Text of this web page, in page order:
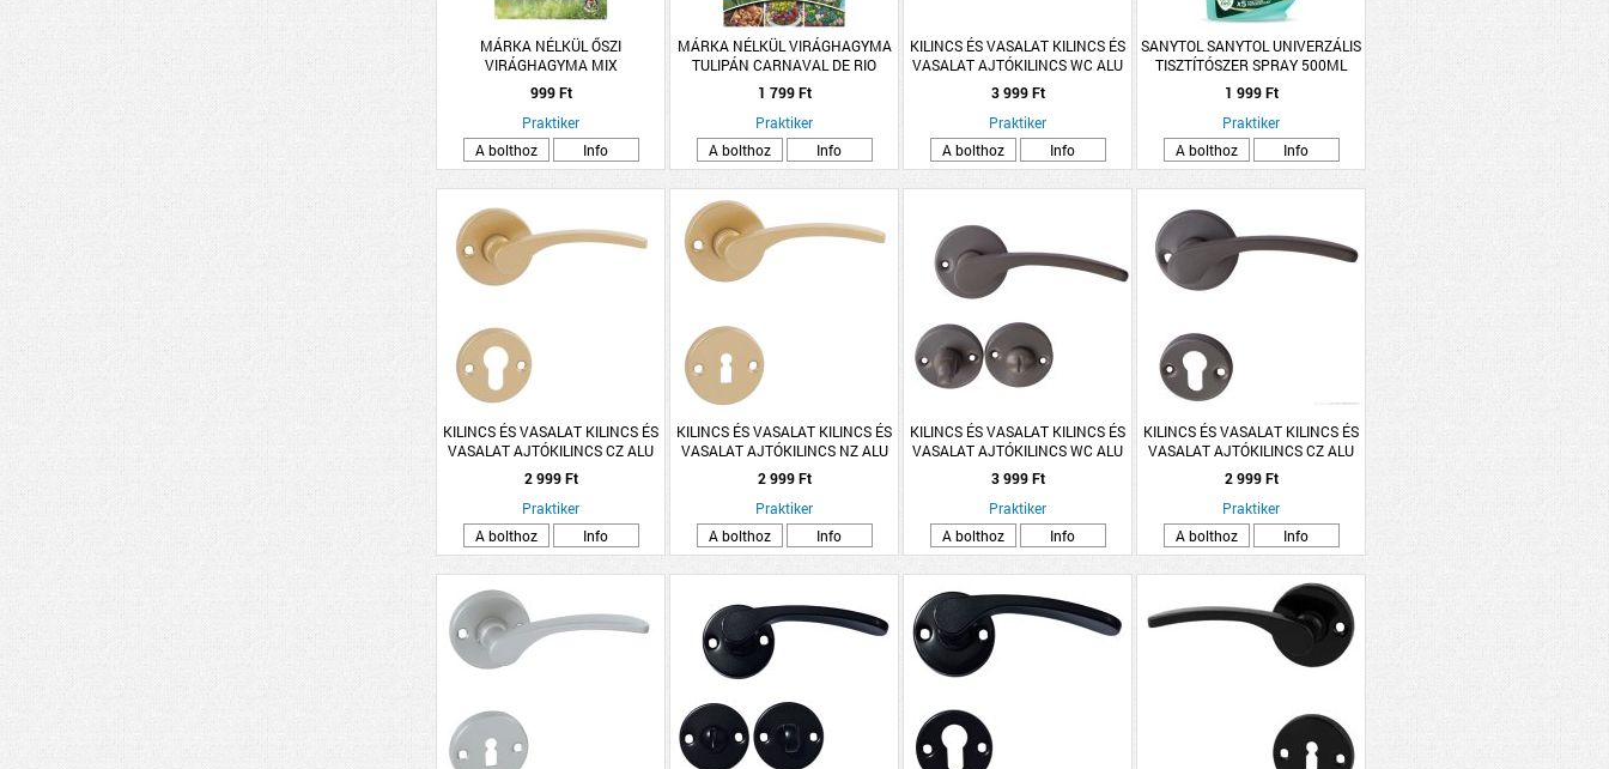
MÁRKA NÉLKÜL ŐSZI
VIRÁGHAGYMA MIX
999 Ft
Praktiker
A bolthoz
Info
MÁRKA NÉLKÜL VIRÁGHAGYMA
TULIPÁN CARNAVAL DE RIO
10DARAB/CSOMAG FEHÉR-PIROS
1 799 Ft
Praktiker
A bolthoz
Info
KILINCS ÉS VASALAT KILINCS ÉS
VASALAT AJTÓKILINCS WC ALU
ARANY LANA ROZETTÁS
3 999 Ft
Praktiker
A bolthoz
Info
SANYTOL SANYTOL UNIVERZÁLIS
TISZTÍTÓSZER SPRAY 500ML
1 999 Ft
Praktiker
A bolthoz
Info
KILINCS ÉS VASALAT KILINCS ÉS
VASALAT AJTÓKILINCS CZ ALU
ARANY LANA ROZETTÁS
2 999 Ft
Praktiker
A bolthoz
Info
KILINCS ÉS VASALAT KILINCS ÉS
VASALAT AJTÓKILINCS NZ ALU
ARANY LANA ROZETTÁS
2 999 Ft
Praktiker
A bolthoz
Info
KILINCS ÉS VASALAT KILINCS ÉS
VASALAT AJTÓKILINCS WC ALU
SZÜRKE LANA ROZETTÁS
3 999 Ft
Praktiker
A bolthoz
Info
KILINCS ÉS VASALAT KILINCS ÉS
VASALAT AJTÓKILINCS CZ ALU
SZÜRKE LANA ROZETTÁS
2 999 Ft
Praktiker
A bolthoz
Info